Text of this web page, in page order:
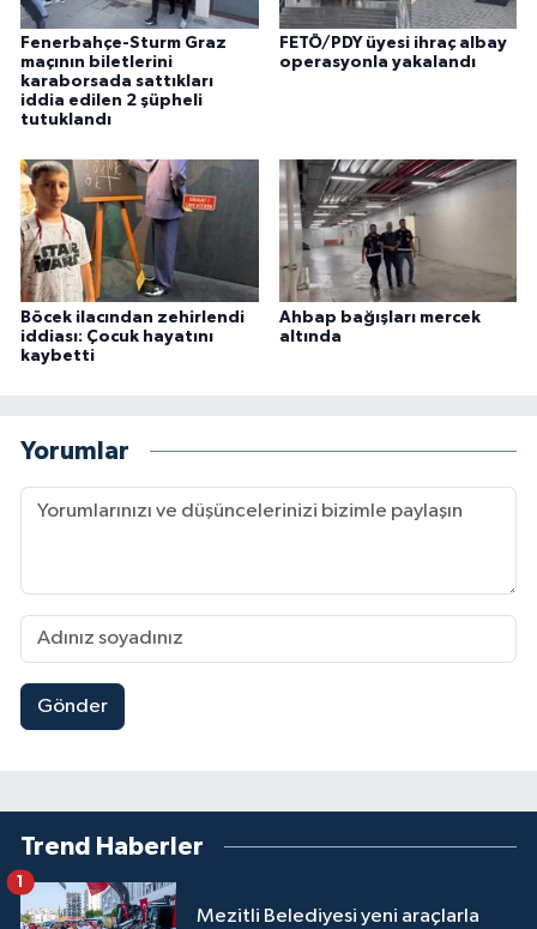
Fenerbahçe-Sturm Graz
maçının biletlerini
karaborsada sattıkları
iddia edilen 2 şüpheli
tutuklandı
FETÖ/PDY üyesi ihraç albay
operasyonla yakalandı
Böcek ilacından zehirlendi
iddiası: Çocuk hayatını
kaybetti
Ahbap bağışları mercek
altında
Yorumlar
Gönder
Trend Haberler
Mezitli Belediyesi yeni araçlarla
1